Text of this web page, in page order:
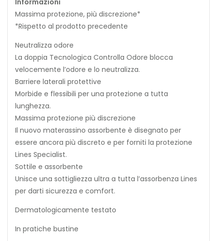
Informazioni
Massima protezione, più discrezione*
*Rispetto al prodotto precedente
Neutralizza odore
La doppia Tecnologica Controlla Odore blocca
velocemente l’odore e lo neutralizza.
Barriere laterali protettive
Morbide e flessibili per una protezione a tutta
lunghezza.
Massima protezione più discrezione
Il nuovo materassino assorbente è disegnato per
essere ancora più discreto e per forniti la protezione
Lines Specialist.
Sottile e assorbente
Unisce una sottigliezza ultra a tutta l’assorbenza Lines
per darti sicurezza e comfort.
Dermatologicamente testato
In pratiche bustine